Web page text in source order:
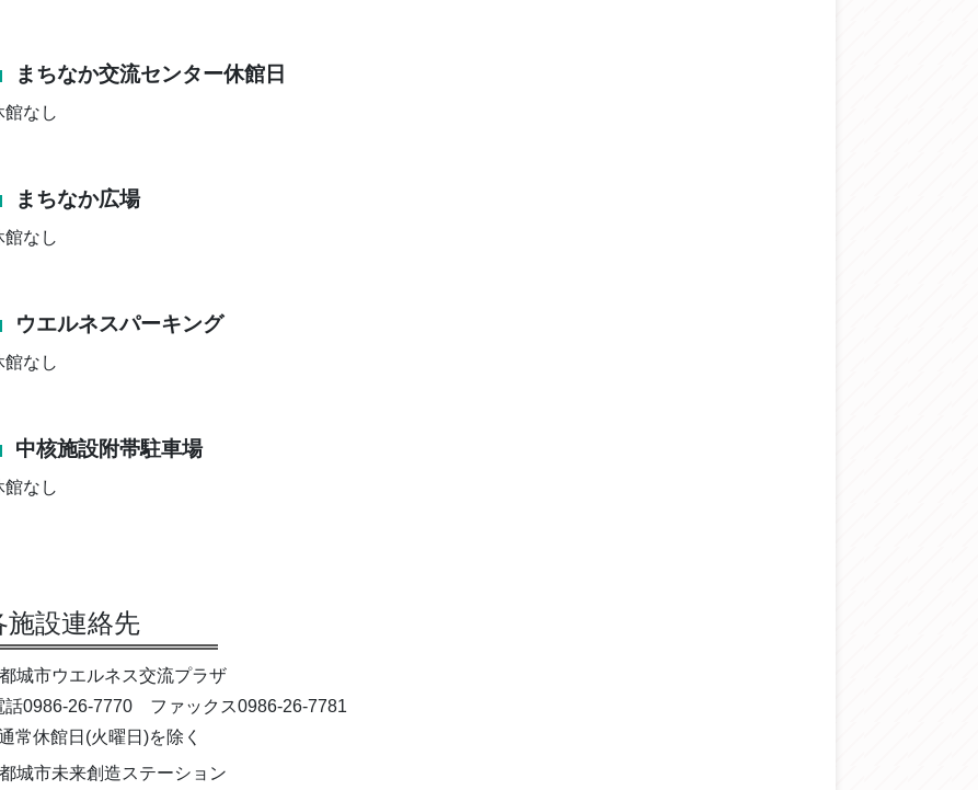
まちなか交流センター休館日
館なし
まちなか広場
館なし
ウエルネスパーキング
館なし
中核施設附帯駐車場
館なし
施設連絡先
城市ウエルネス交流プラザ
話0986-26-7770 ファックス0986-26-7781
常休館日(火曜日)を除く
城市未来創造ステーション